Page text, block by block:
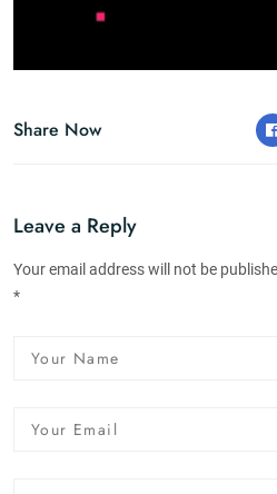
Share Now
Leave a Reply
Your email address will not be
*